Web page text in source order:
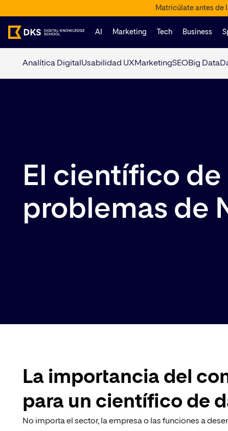
Matricúlate antes de
AI Marketing Tech Business
Analítica Digital Usabilidad UXMarketingSEOBig Data
El científico
problemas de
La importancia del
para un científico de
No importa el sector, la empresa o las funciones a